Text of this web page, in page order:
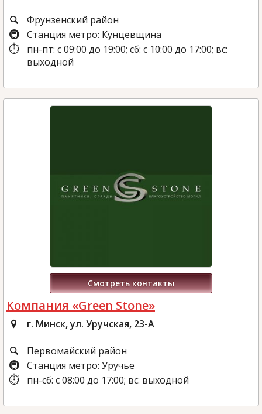
Фрунзенский район
Станция метро: Кунцевщина
пн-пт: с 09:00 до 19:00; сб: с 10:00 до 17:00; вс:
выходной
Смотреть контакты
Компания «Green Stone»
г. Минск, ул. Уручская, 23-А
Первомайский район
Станция метро: Уручье
пн-сб: с 08:00 до 17:00; вс: выходной